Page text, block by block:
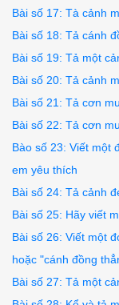
Bài số 17: Tà cảnh
Bài số 18: Tả cánh
Bài số 19: Tả một
Bài số 20: Tả cảnh
Bài số 21: Tả cơn
Bài số 22: Tả cơn
Bào số 23: Viết một
em yêu thích
Bài số 24: Tả cảnh
Bài số 25: Hãy viết
Bài số 26: Viết một
hoặc "cánh đồng
Bài số 27: Tả một